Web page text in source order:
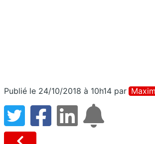
Publié le 24/10/2018 à 10h14 par